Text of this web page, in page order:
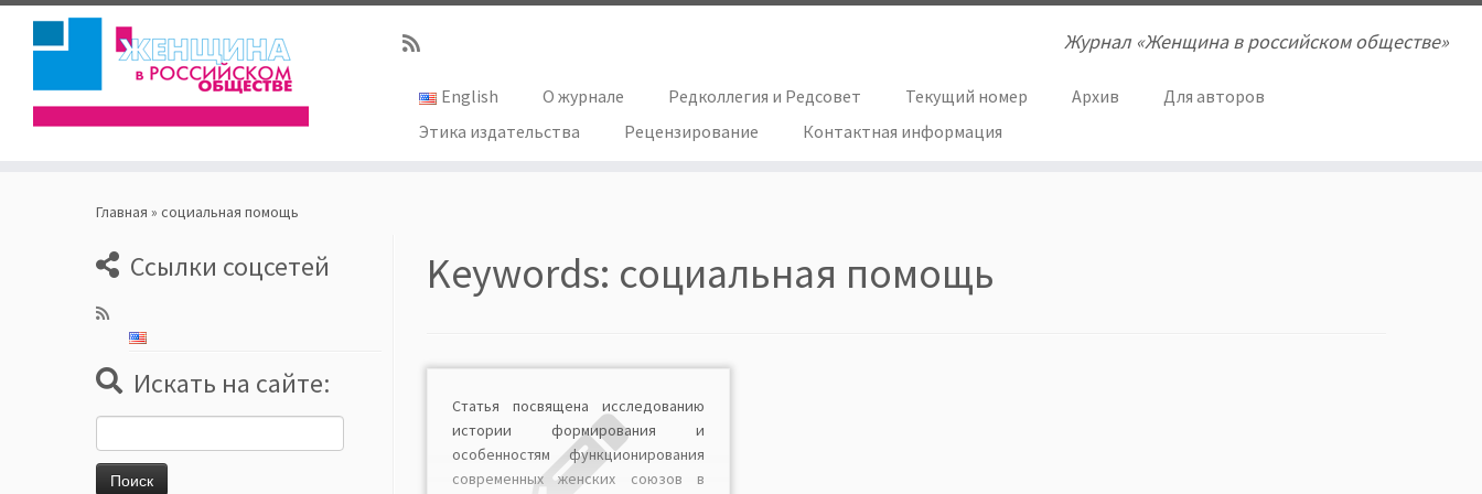
Журнал «Женщина в российском обществе»
English О журнале Редколлегия и Редсовет Текущий номер Архив
Для авторов
Этика издательства
Рецензирование Контактная информация
Главная » социальная помощь
Ссылки соцсетей
Искать на сайте:
Keywords: социальная помощь
Статья посвящена исследованию
истории формирования и
особенностям функционирования
современных женских союзов в